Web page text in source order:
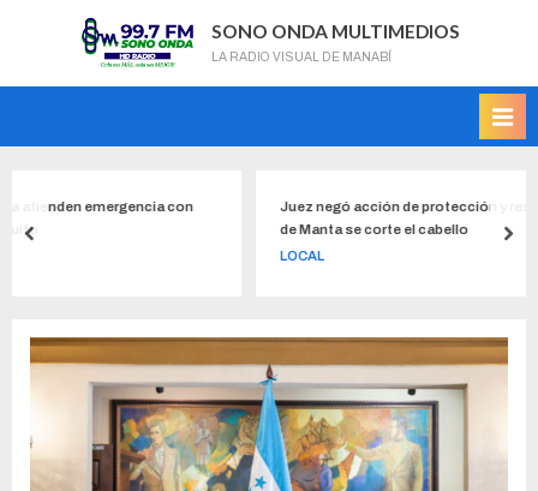
SONO ONDA MULTIMEDIOS
LA RADIO VISUAL DE MANABÍ
Juez negó acción de protección y resolvió que estudiante
de Manta se corte el cabello